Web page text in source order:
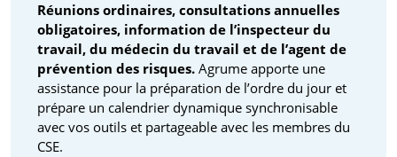
Réunions ordinaires, consultations annuelles
obligatoires, information de l’inspecteur du
travail, du médecin du travail et de l’agent de
prévention des risques. Agrume apporte une
assistance pour la préparation de l’ordre du jour et
prépare un calendrier dynamique synchronisable
avec vos outils et partageable avec les membres du
CSE.